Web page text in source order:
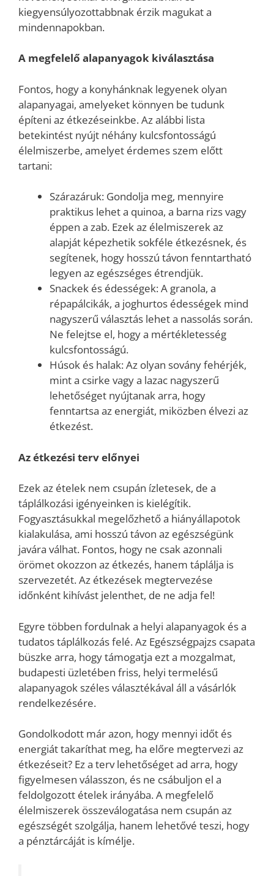
kiegyensúlyozottabbnak érzik magukat a
mindennapokban.
A megfelelő alapanyagok kiválasztása
Fontos, hogy a konyhánknak legyenek olyan
alapanyagai, amelyeket könnyen be tudunk
építeni az étkezéseinkbe. Az alábbi lista
betekintést nyújt néhány kulcsfontosságú
élelmiszerbe, amelyet érdemes szem előtt
tartani:
Szárazáruk: Gondolja meg, mennyire
praktikus lehet a quinoa, a barna rizs vagy
éppen a zab. Ezek az élelmiszerek az
alapját képezhetik sokféle étkezésnek, és
segítenek, hogy hosszú távon fenntartható
legyen az egészséges étrendjük.
Snackek és édességek: A granola, a
répapálcikák, a joghurtos édességek mind
nagyszerű választás lehet a nassolás során.
Ne felejtse el, hogy a mértékletesség
kulcsfontosságú.
Húsok és halak: Az olyan sovány fehérjék,
mint a csirke vagy a lazac nagyszerű
lehetőséget nyújtanak arra, hogy
fenntartsa az energiát, miközben élvezi az
étkezést.
Az étkezési terv előnyei
Ezek az ételek nem csupán ízletesek, de a
táplálkozási igényeinken is kielégítik.
Fogyasztásukkal megelőzhető a hiányállapotok
kialakulása, ami hosszú távon az egészségünk
javára válhat. Fontos, hogy ne csak azonnali
örömet okozzon az étkezés, hanem táplálja is
szervezetét. Az étkezések megtervezése
időnként kihívást jelenthet, de ne adja fel!
Egyre többen fordulnak a helyi alapanyagok és a
tudatos táplálkozás felé. Az Egészségpajzs csapata
büszke arra, hogy támogatja ezt a mozgalmat,
budapesti üzletében friss, helyi termelésű
alapanyagok széles választékával áll a vásárlók
rendelkezésére.
Gondolkodott már azon, hogy mennyi időt és
energiát takaríthat meg, ha előre megtervezi az
étkezéseit? Ez a terv lehetőséget ad arra, hogy
figyelmesen válasszon, és ne csábuljon el a
feldolgozott ételek irányába. A megfelelő
élelmiszerek összeválogatása nem csupán az
egészségét szolgálja, hanem lehetővé teszi, hogy
a pénztárcáját is kímélje.